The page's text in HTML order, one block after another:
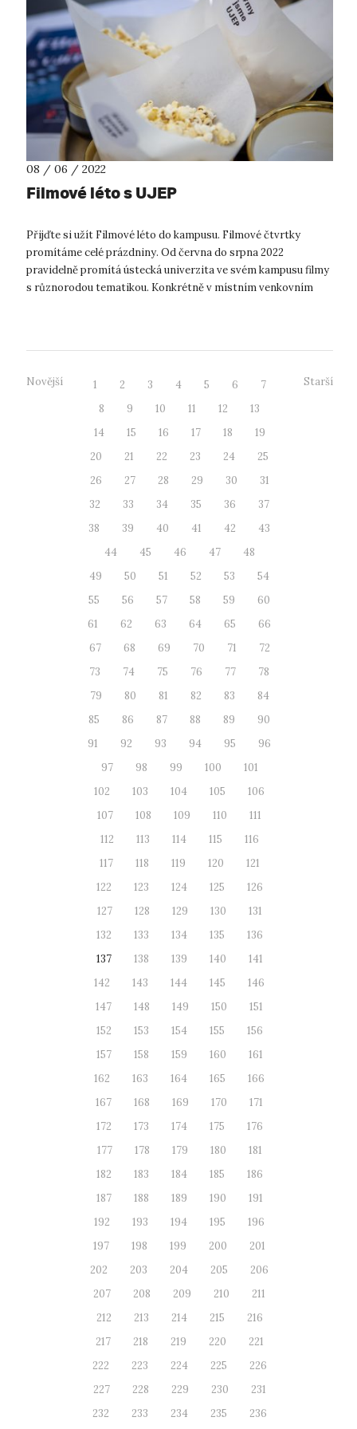
08 / 06 / 2022
Filmové léto s UJEP
Přijďte si užít Filmové léto do kampusu. Filmové čtvrtky
promítáme celé prázdniny. Od června do srpna 2022
pravidelně promítá ústecká univerzita ve svém kampusu filmy
s různorodou tematikou. Konkrétně v místním venkovním
Novější 1 2 3 4 5 6
7
8
9 10 11 12
13
14
15 16 17 18
19
20
21 22 23 24
25
26
27 28 29 30
31
32
33 34 35 36
37
38
39 40 41 42
43
44
45 46 47
48
49
50 51 52 53
54
55
56 57 58 59
60
61
62 63 64 65
66
67
68 69 70 71
72
73
74 75 76 77
78
79
80 81 82 83
84
85
86 87 88 89
90
91
92 93 94 95
96
97
98 99 100
101
102
103 104 105
106
107
108 109 110
111
112
113 114 115
116
117
118 119 120
121
122
123 124 125
126
127
128 129 130
131
132
133 134 135
136
137
138 139 140
141
142
143 144 145
146
147
148 149 150
151
152
153 154 155
156
157
158 159 160
161
162
163 164 165
166
167
168 169 170
171
172
173 174 175
176
177
178 179 180
181
182
183 184 185
186
187
188 189 190
191
192
193 194 195
196
197
198 199 200
201
202
203 204 205
206
207
208 209 210
211
212
213 214 215
216
217
218 219 220
221
222
223 224 225
226
227
228 229 230
231
232
233 234 235
236
Starší